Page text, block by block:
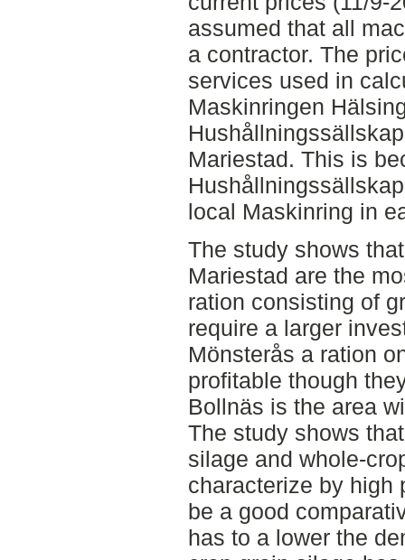
assumed that all
a contractor. The
services used in
Maskinringen
Mariestad. This is
local Maskinring in
The study shows
Mariestad are the
ration consisting of
require a larger
Mönsterås a ration
profitable though
Bollnäs is the area
The study shows
silage and whole-
characterize by high
be a good
has to a lower the